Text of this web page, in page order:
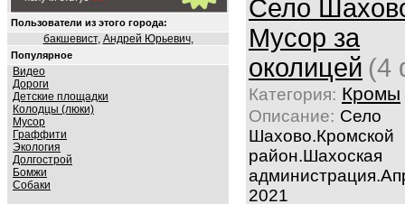
Пользователи из этого города:
бакшевист, Андрей Юрьевич,
Популярное
Видео
Дороги
Детские площадки
Колодцы (люки)
Мусор
Граффити
Экология
Долгострой
Бомжи
Собаки
Село
Мусор за
околицей (4
Категория: Кромы
Описание: Село
Шахово.Кромской
район.Шахоская
2021